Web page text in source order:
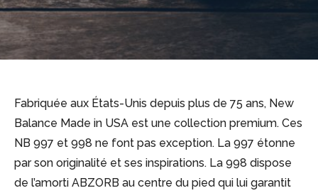
Fabriquée aux États-Unis depuis plus de 75 ans, New
Balance Made in USA est une collection premium. Ces
NB 997 et 998 ne font pas exception. La 997 étonne
par son originalité et ses inspirations. La 998 dispose
de l’amorti ABZORB au centre du pied qui lui garantit